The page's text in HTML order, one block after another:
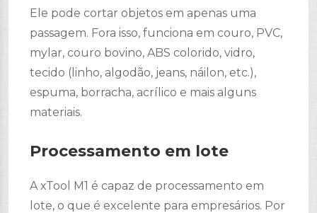
Ele pode cortar objetos em apenas uma
passagem. Fora isso, funciona em couro, PVC,
mylar, couro bovino, ABS colorido, vidro,
tecido (linho, algodão, jeans, náilon, etc.),
espuma, borracha, acrílico e mais alguns
materiais.
Processamento em lote
A xTool M1 é capaz de processamento em
lote, o que é excelente para empresários. Por